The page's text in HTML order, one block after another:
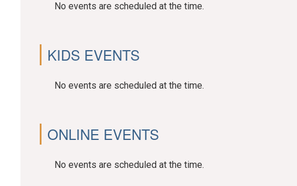
No events are scheduled at the time.
KIDS EVENTS
No events are scheduled at the time.
ONLINE EVENTS
No events are scheduled at the time.